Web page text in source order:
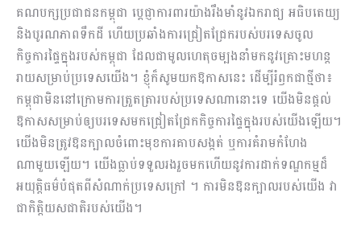
គណបក្សប្រជាជនកម្ពុជា ប្តេជ្ញាការពារយ៉ាងរឹងមាំនូវឯករាជ្យ អធិបតេយ្យ
និងបូរណភាពទឹកដី ហើយប្រឆាំងការជ្រៀតជ្រែករបស់បរទេសចូល
កិច្ចការផ្ទៃក្នុងរបស់កម្ពុជា ដែលជាមូលហេតុចម្បងនាំមកនូវគ្រោះមហន្ត
រាយសម្រាប់ប្រទេសយើង។ ខ្ញុំក៏សូមយកឱកាសនេះ ដើម្បីរំឭកជាថ្មីថា៖
កម្ពុជាមិននៅក្រោមការត្រួតត្រារបស់ប្រទេសណានោះទេ យើងមិនផ្តល់
ឱកាសសម្រាប់ឲ្យបរទេសមកជ្រៀតជ្រែកកិច្ចការផ្ទៃក្នុងរបស់យើងឡើយ។
យើងមិនត្រូវឱនក្បាលចំពោះមុខការគាបសង្កត់ ឬការគំរាមកំហែង
ណាមួយឡើយ។ យើងធ្លាប់ទទួលរងរួចមកហើយនូវការដាក់ទណ្ឌកម្មដ៏
អយុត្ដិធម៌បំផុតពីសំណាក់ប្រទេសក្រៅ ។ ការមិនឱនក្បាលរបស់យើង វា
ជាកិត្តិយសជាតិរបស់យើង។